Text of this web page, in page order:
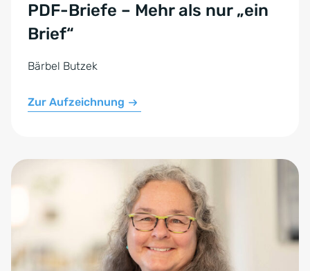
PDF-Briefe – Mehr als nur „ein
Brief“
Bärbel Butzek
Zur Aufzeichnung